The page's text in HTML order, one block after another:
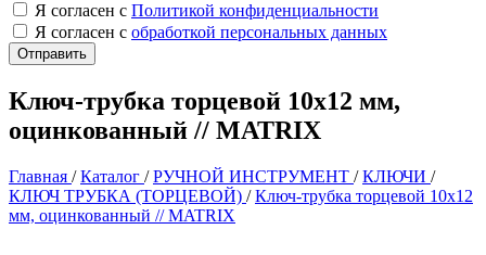
Я согласен с Политикой конфиденциальности
Я согласен с обработкой персональных данных
Ключ-трубка торцевой 10х12 мм,
оцинкованный // MATRIX
Главная /Каталог /РУЧНОЙ ИНСТРУМЕНТ /КЛЮЧИ /
КЛЮЧ ТРУБКА (ТОРЦЕВОЙ) /Ключ-трубка торцевой 10х12
мм, оцинкованный // MATRIX